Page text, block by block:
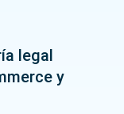
legal
y